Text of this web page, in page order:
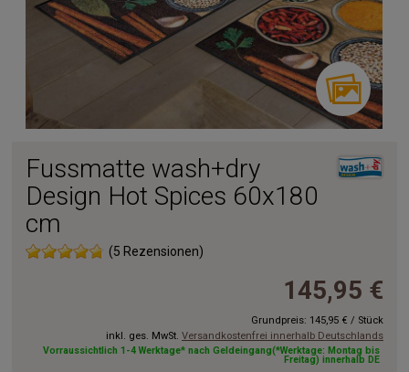
Fussmatte wash+dry
Design Hot Spices 60x180
cm
(5 Rezensionen)
145,95 €
Grundpreis: 145,95 € / Stück
inkl. ges. MwSt. Versandkostenfrei innerhalb Deutschlands
Vorraussichtlich 1-4 Werktage* nach Geldeingang(*Werktage: Montag bis
Freitag) innerhalb DE